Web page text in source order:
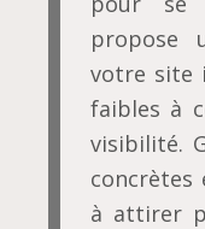
propose
votre site
faibles à
visibilité.
concrètes
à attirer